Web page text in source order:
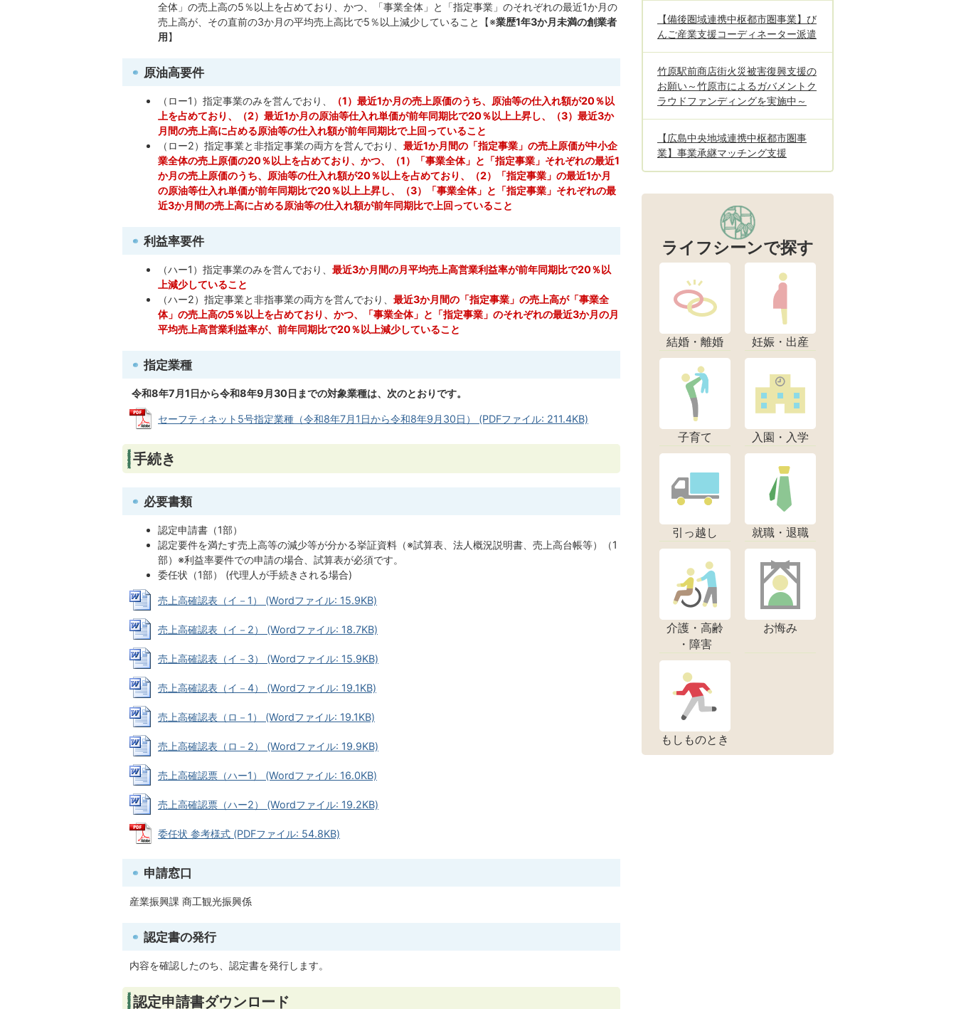
全体」の売上高の5％以上を占めており、かつ、「事業全体」と「指定事業」のそれぞれの最近1か月の
売上高が、その直前の3か月の平均売上高比で5％以上減少していること【※業歴1年3か月未満の創業者
用】
原油高要件
（ロー1）指定事業のみを営んでおり、
（1）最近1か月の売上原価のうち、原油等の仕入れ額が20％以
上を占めており、（2）最近1か月の原油等仕入れ単価が前年同期比で20％以上上昇し、（3）最近3か
月間の売上高に占める原油等の仕入れ額が前年同期比で上回っていること
（ロー2）指定事業と非指定事業の両方を営んでおり、最近1か月間の「指定事業」の売上原価が中小企
業全体の売上原価の20％以上を占めており、かつ、（1）「事業全体」と「指定事業」それぞれの最近1
か月の売上原価のうち、原油等の仕入れ額が20％以上を占めており、（2）「指定事業」の最近1か月
の原油等仕入れ単価が前年同期比で20％以上上昇し、（3）「事業全体」と「指定事業」それぞれの最
近3か月間の売上高に占める原油等の仕入れ額が前年同期比で上回っていること
利益率要件
（ハー1）指定事業のみを営んでおり、最近3か月間の月平均売上高営業利益率が前年同期比で20％以
上減少していること
（ハー2）指定事業と非指事業の両方を営んでおり、最近3か月間の「指定事業」の売上高が「事業全
体」の売上高の5％以上を占めており、かつ、「事業全体」と「指定事業」のそれぞれの最近3か月の月
平均売上高営業利益率が、前年同期比で20％以上減少していること
指定業種
令和8年7 月1日から令和8年9 月30日までの対象業種は、次のとおりです。
セーフティネット5号指定業種（令和8年7月1日から令和8年9月30日） (PDFファイル: 211.4KB)
手続き
必要書類
認定申請書（1部）
認定要件を満たす売上高等の減少等が分かる挙証資料（※試算表、法人概況説明書、売上高台帳等）（1
部）※利益率要件での申請の場合、試算表が必須です。
委任状（1部） (代理人が手続きされる場合)
売上高確認表（イ－1） (Wordファイル: 15.9KB)
売上高確認表（イ－2） (Wordファイル: 18.7KB)
売上高確認表（イ－3） (Wordファイル: 15.9KB)
売上高確認表（イ－4） (Wordファイル: 19.1KB)
売上高確認表（ロ－1） (Wordファイル: 19.1KB)
売上高確認表（ロ－2） (Wordファイル: 19.9KB)
売上高確認票（ハー1） (Wordファイル: 16.0KB)
売上高確認票（ハー2） (Wordファイル: 19.2KB)
委任状 参考様式 (PDFファイル: 54.8KB)
申請窓口
産業振興課 商工観光振興係
認定書の発行
内容を確認したのち、認定書を発行します。
認定申請書ダウンロード
【備後圏域連携中枢都市圏事業】び
んご産業支援コーディネーター派遣
竹原駅前商店街火災被害復興支援の
お願い～竹原市によるガバメントク
ラウドファンディングを実施中～
【広島中央地域連携中枢都市圏事
業】事業承継マッチング支援
ライフシーンで探す
結婚・離婚 妊娠・出産
子育て 入園・入学
引っ越し 就職・退職
介護・高齢
・障害
お悔み
もしものとき